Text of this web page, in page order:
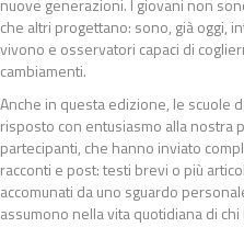
che altri progettano: sono, già oggi,
vivono e osservatori capaci di
cambiamenti.
Anche in questa edizione, le scuole
risposto con entusiasmo alla nostra
partecipanti, che hanno inviato
racconti e post: testi brevi o più
accomunati da uno sguardo
assumono nella vita quotidiana di